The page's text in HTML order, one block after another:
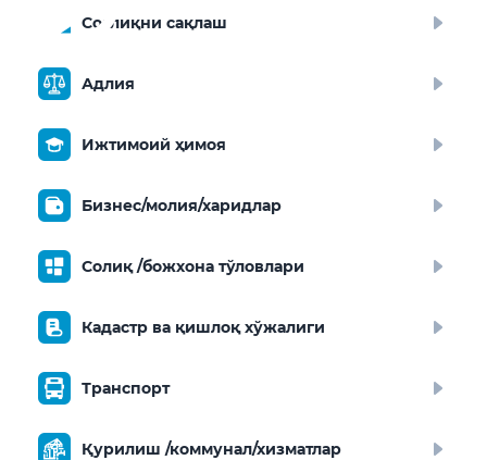
Соғлиқни сақлаш
Адлия
Ижтимоий ҳимоя
Бизнес/молия/харидлар
Солиқ /божхона тўловлари
Кадастр ва қишлоқ хўжалиги
Транспорт
Қурилиш /коммунал/хизматлар